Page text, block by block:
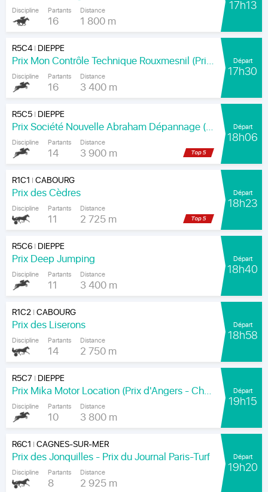
Discipline Partants
16
Distance
1 800 m
17h13
R5C4| DIEPPE
Prix Mon Contrôle Technique Rouxmesnil (Prix Jean de la Rochefoucauld)
Discipline Partants
16
Distance
3 400 m
Départ
17h30
R5C5| DIEPPE
Prix Société Nouvelle Abraham Dépannage (Prix Arenice)
Discipline Partants
14
Distance
3 900 m
Départ
18h06
R1C1 |CABOURG
Prix des Cèdres
Discipline Partants
11
Distance
2 725 m
Départ
18h23
R5C6| DIEPPE
Prix Deep Jumping
Discipline Partants
11
Distance
3 400 m
Départ
18h40
R1C2|CABOURG
Prix des Liserons
Discipline Partants
14
Distance
2 750 m
Départ
18h58
R5C7 | DIEPPE
Prix Mika Motor Location (Prix d'Angers - Chamionnat Paris-Turf des Apprentis-Jeunes-Jockeys)
Discipline Partants
10
Distance
3 800 m
Départ
19h15
R6C1 |CAGNES-SUR-MER
Prix des Jonquilles - Prix du Journal Paris-Turf
Discipline Partants
8
Distance
2 925 m
Départ
19h20